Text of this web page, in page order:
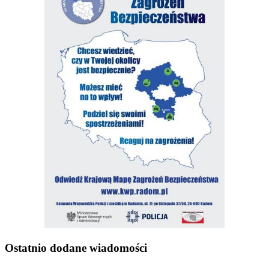
Ostatnio dodane wiadomości